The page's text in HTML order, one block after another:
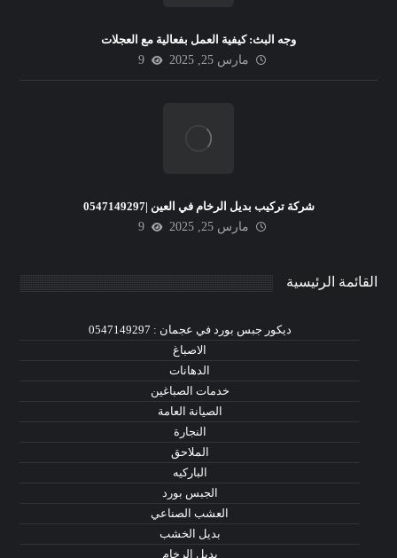
وجه البث: كيفية العمل بفعالية مع العجلات
مارس 25, 2025
9
شركة تركيب بديل الرخام في العين |0547149297
مارس 25, 2025
9
القائمة الرئيسية
ديكور جبس بورد في عجمان : 0547149297
الاصباغ
الدهانات
خدمات الصباغين
الصيانة العامة
النجارة
الملاحق
الباركيه
الجبس بورد
العشب الصناعي
بديل الخشب
بديل الرخام